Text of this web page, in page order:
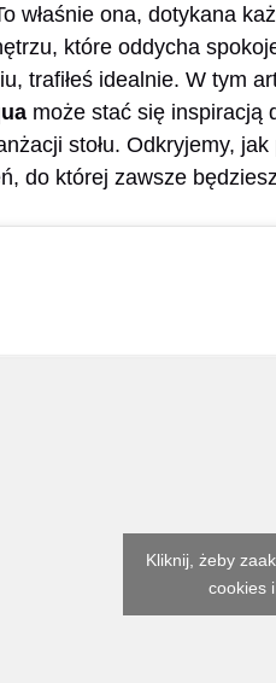
właśnie ona, dotykana
które oddycha
trafiłeś idealnie. W tym
może stać się inspiracją
stołu. Odkryjemy,
do której zawsze
Kliknij, żeby
cookies